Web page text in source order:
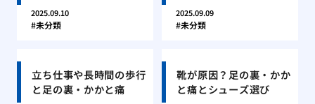
2025.09.10
未分類
2025.09.09
未分類
立ち仕事や長時間の歩行
と足の裏・かかと痛
靴が原因？足の裏・かか
と痛とシューズ選び